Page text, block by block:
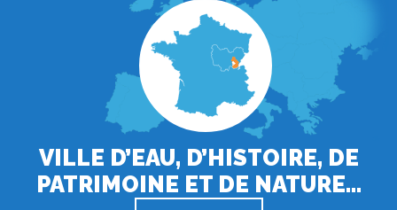
VILLE D’EAU, D’HISTOIRE, DE
PATRIMOINE ET DE NATURE…